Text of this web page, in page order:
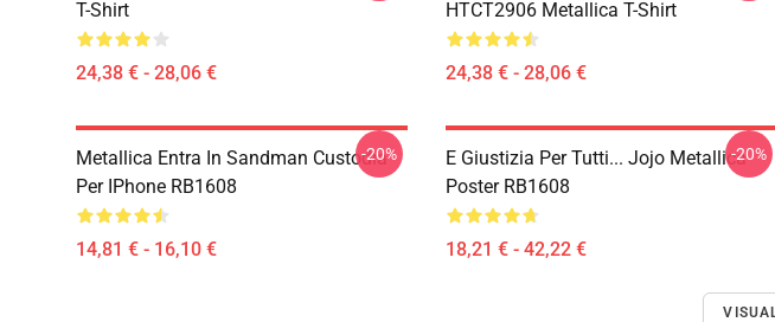
T-Shirt
24,38 € - 28,06 €
HTCT2906 Metallica T-Shirt
24,38 € - 28,06 €
Metallica Entra In Sandman Custodia
Per IPhone RB1608
14,81 € - 16,10 €
-20%
E Giustizia Per Tutti... Jojo Metallica
Poster RB1608
18,21 € - 42,22 €
-20%